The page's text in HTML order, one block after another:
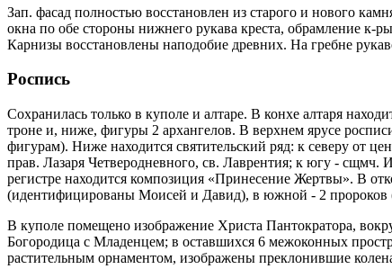
Зап. фасад полностью восстановлен из старого и нового
окна по обе стороны нижнего рукава креста, обрамление к-
Карнизы восстановлены наподобие древних. На гребне
Роспись
Сохранилась только в куполе и алтаре. В конхе алтаря
троне и, ниже, фигуры 2 архангелов. В верхнем ярусе
фигурам). Ниже находится святительский ряд: к северу от
прав. Лазаря Четверодневного, св. Лаврентия; к югу -
регистре находится композиция «Принесение Жертвы». В
(идентифицированы Моисей и Давид), в южной - 2 пророков
В куполе помещено изображение Христа Пантократора,
Богородица с Младенцем; в оставшихся 6 межоконных
растительным орнаментом, изображены преклонившие